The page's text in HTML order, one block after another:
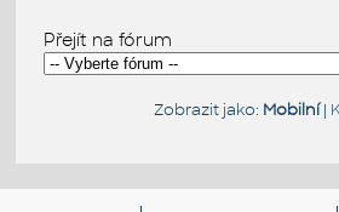
Přejít na fórum
Zobrazit jako: Mobilní|